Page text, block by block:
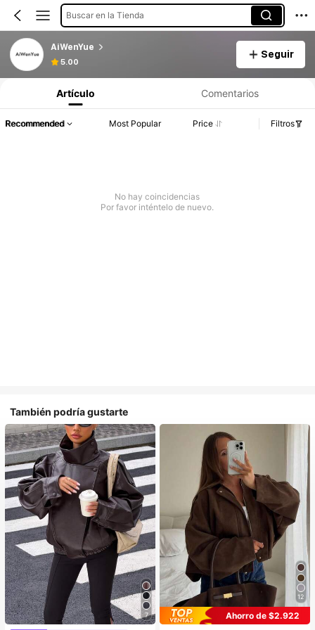
Buscar en la Tienda
AiWenYue
5.00
Seguir
Artículo Comentarios
Recommended Most Popular Price Filtros
No hay coincidencias
Por favor inténtelo de nuevo.
También podría gustarte
7
12
Ahorro de $2.922